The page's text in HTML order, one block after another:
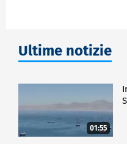
Ultime notizie
01:55